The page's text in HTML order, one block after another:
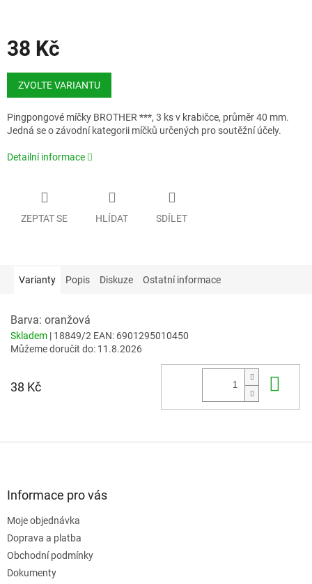
38 Kč
Měrná
cena:
ZVOLTE VARIANTU
Pingpongové míčky BROTHER ***, 3 ks v krabičce, průměr 40 mm.
Jedná se o závodní kategorii míčků určených pro soutěžní účely.
Detailní informace
ZEPTAT SE HLÍDAT SDÍLET
Varianty Popis Diskuze Ostatní informace
Barva: oranžová
Skladem | 18849/2 EAN: 6901295010450
Můžeme doručit do: 11.8.2026
38 Kč
Informace pro vás
Moje objednávka
Doprava a platba
Obchodní podmínky
Dokumenty